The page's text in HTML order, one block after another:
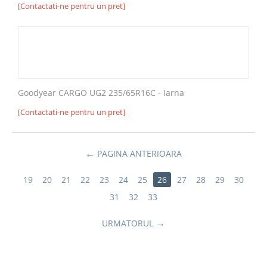
[Contactati-ne pentru un pret]
Goodyear CARGO UG2 235/65R16C - Iarna
[Contactati-ne pentru un pret]
PAGINA ANTERIOARA
19 20 21 22 23 24 25 26 27 28 29
30
31
32 33
URMATORUL